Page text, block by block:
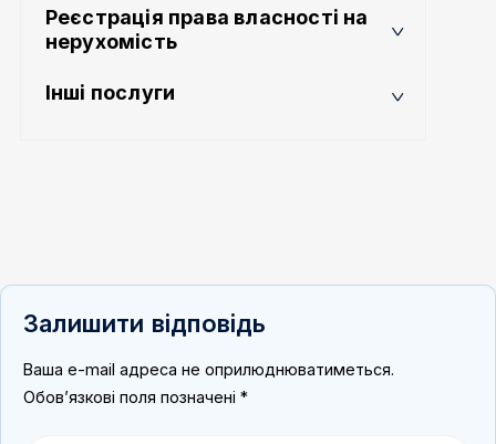
Реєстрація права власності на
нерухомість
Інші послуги
Залишити відповідь
Ваша e-mail адреса не оприлюднюватиметься.
Обов’язкові поля позначені *